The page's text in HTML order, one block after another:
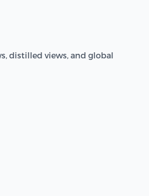
distilled views, and global